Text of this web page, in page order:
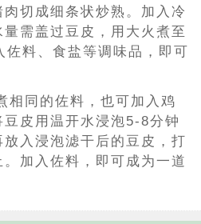
切成细条状炒熟。加入冷
需盖过豆皮，用大火煮至
料、食盐等调味品，即可
相同的佐料，也可加入鸡
皮用温开水浸泡5-8分钟
入浸泡滤干后的豆皮，打
加入佐料，即可成为一道